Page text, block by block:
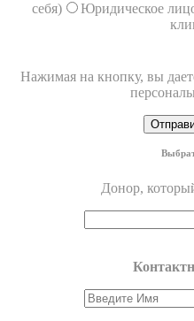
себя)
Юридическое
Нажимая на кнопку, вы
Донор,